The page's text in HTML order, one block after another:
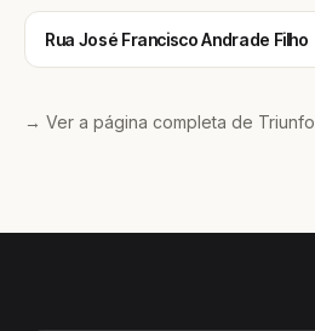
Rua José Francisco Andrade Filho
→ Ver a página completa de Triunfo